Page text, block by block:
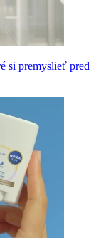
si premyslieť pred